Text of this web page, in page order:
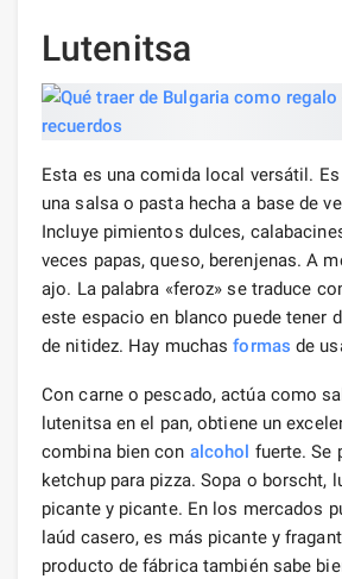
Lutenitsa
Esta es una comida local versátil.
una salsa o pasta hecha a base de
Incluye pimientos dulces,
veces papas, queso, berenjenas. A
ajo. La palabra «feroz» se traduce
este espacio en blanco puede tener
de nitidez. Hay muchasformas de
Con carne o pescado, actúa como
lutenitsa en el pan, obtiene un
combina bien con alcohol fuerte. Se
ketchup para pizza. Sopa o borscht,
picante y picante. En los mercados
laúd casero, es más picante y
producto de fábrica también sabe